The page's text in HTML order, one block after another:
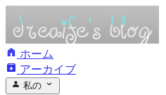
ホーム
アーカイブ
私の